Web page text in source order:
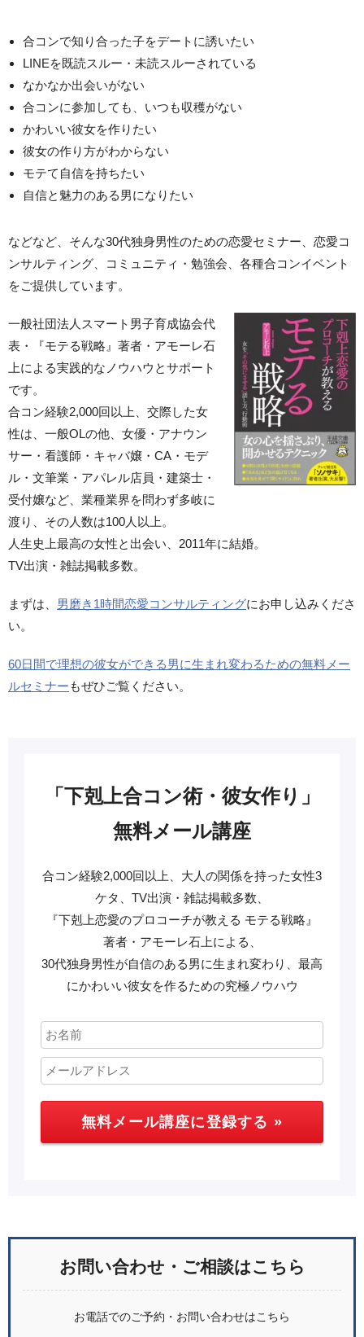
合コンで知り合った子をデートに誘いたい
LINEを既読スルー・未読スルーされている
なかなか出会いがない
合コンに参加しても、いつも収穫がない
かわいい彼女を作りたい
彼女の作り方がわからない
モテて自信を持ちたい
自信と魅力のある男になりたい
などなど、そんな30代独身男性のための恋愛セミナー、恋愛コ
ンサルティング、コミュニティ・勉強会、各種合コンイベント
をご提供しています。
一般社団法人スマート男子育成協会代
表・『モテる戦略』著者・アモーレ石
上による実践的なノウハウとサポート
です。
合コン経験2,000回以上、交際した女
性は、一般OLの他、女優・アナウン
サー・看護師・キャバ嬢・CA・モデ
ル・文筆業・アパレル店員・建築士・
受付嬢など、業種業界を問わず多岐に
渡り、その人数は100人以上。
人生史上最高の女性と出会い、2011年に結婚。
TV出演・雑誌掲載多数。
まずは、 男磨き1時間恋愛コンサルティングにお申し込みくださ
い。
60日間で理想の彼女ができる男に生まれ変わるための無料メー
ルセミナー もぜひご覧ください。
「下剋上合コン術・彼女作り」
無料メール講座
合コン経験2,000回以上、大人の関係を持った女性3
ケタ、TV出演・雑誌掲載多数、
『下剋上恋愛のプロコーチが教える モテる戦略』
著者・アモーレ石上による、
30代独身男性が自信のある男に生まれ変わり、最高
にかわいい彼女を作るための究極ノウハウ
お問い合わせ・ご相談はこちら
お電話でのご予約・お問い合わせはこちら